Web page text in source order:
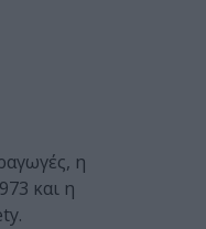
η
και η